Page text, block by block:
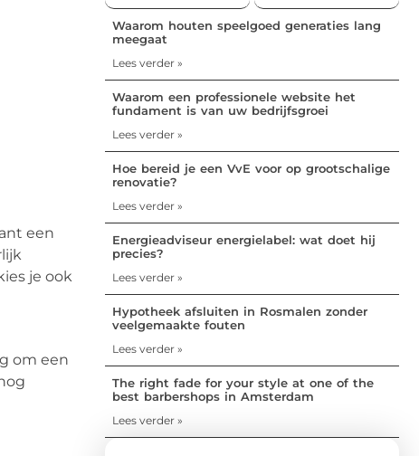
een
je ook
om een
Waarom houten speelgoed generaties lang
meegaat
Lees verder »
Waarom een professionele website het
fundament is van uw bedrijfsgroei
Lees verder »
Hoe bereid je een VvE voor op grootschalige
renovatie?
Lees verder »
Energieadviseur energielabel: wat doet hij
precies?
Lees verder »
Hypotheek afsluiten in Rosmalen zonder
veelgemaakte fouten
Lees verder »
The right fade for your style at one of the
best barbershops in Amsterdam
Lees verder »